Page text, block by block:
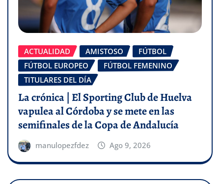
ACTUALIDAD AMISTOSO
FÚTBOL
FÚTBOL EUROPEO
FÚTBOL FEMENINO
TITULARES DEL DÍA
La crónica | El Sporting Club de Huelva
vapulea al Córdoba y se mete en las
semifinales de la Copa de Andalucía
manulopezfdez Ago 9, 2026